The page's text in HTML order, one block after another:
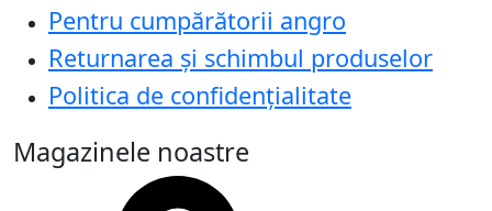
Pentru cumpărătorii angro
Returnarea și schimbul produselor
Politica de confidențialitate
Magazinele noastre